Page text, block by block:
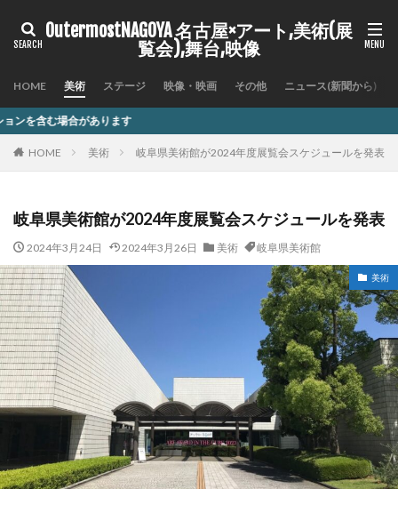
OutermostNAGOYA 名古屋×アート,美術(展
覧会),舞台,映像
HOME 美術 ステージ 映像・映画 その他 ニュース(新聞から)
HOME 美術 岐阜県美術館が2024年度展覧会スケジュールを発表
岐阜県美術館が2024年度展覧会スケジュールを発表
2024年3月24日 2024年3月26日 美術 岐阜県美術館
美術